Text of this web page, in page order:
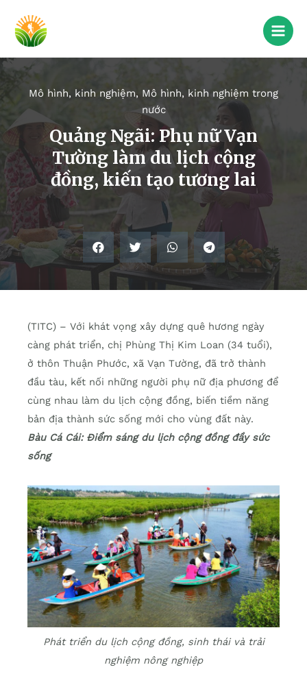
Mô hình, kinh nghiệm, Mô hình, kinh nghiệm trong
nước
Quảng Ngãi: Phụ nữ Vạn
Tường làm du lịch cộng
đồng, kiến tạo tương lai
(TITC) – Với khát vọng xây dựng quê hương ngày
càng phát triển, chị Phùng Thị Kim Loan (34 tuổi),
ở thôn Thuận Phước, xã Vạn Tường, đã trở thành
đầu tàu, kết nối những người phụ nữ địa phương để
cùng nhau làm du lịch cộng đồng, biến tiềm năng
bản địa thành sức sống mới cho vùng đất này.
Bàu Cá Cái: Điểm sáng du lịch cộng đồng đầy sức
sống
Phát triển du lịch cộng đồng, sinh thái và trải
nghiệm nông nghiệp